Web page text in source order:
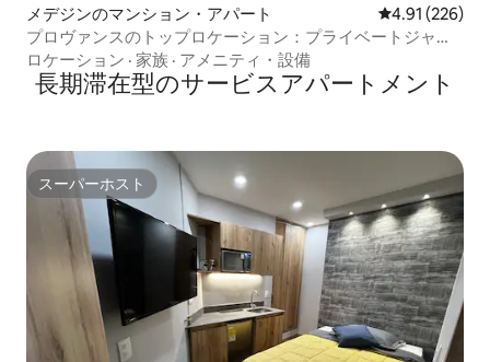
メデジンのマンション・アパート レビュー226
4.91 (226)
プロヴァンスのトップロケーション：プライベートジャグ
ジー、レラスまで2分
ロケーション · 家族 · アメニティ・設備
長期滞在型のサービスアパートメント
スーパーホスト
スーパーホスト